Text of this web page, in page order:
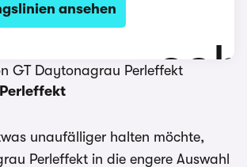
ansehen
unaufälliger halten möchte,
Perleffekt in die engere Auswahl